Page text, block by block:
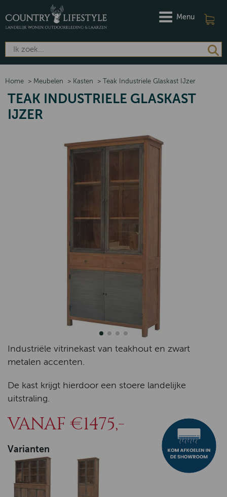
Menu
Home > Meubelen > Kasten > Teak Industriele Glaskast IJzer
TEAK INDUSTRIELE GLASKAST
IJZER
Industriële vitrinekast van teakhout en zwart
metalen accenten.
De kast krijgt hierdoor een stoere landelijke
uitstraling.
VANAF €1475,-
Varianten